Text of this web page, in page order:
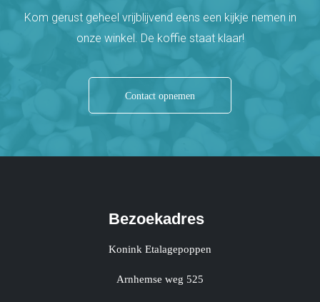
Kom gerust geheel vrijblijvend eens een kijkje nemen in
onze winkel. De koffie staat klaar!
Contact opnemen
Bezoekadres
Konink Etalagepoppen
Arnhemse weg 525